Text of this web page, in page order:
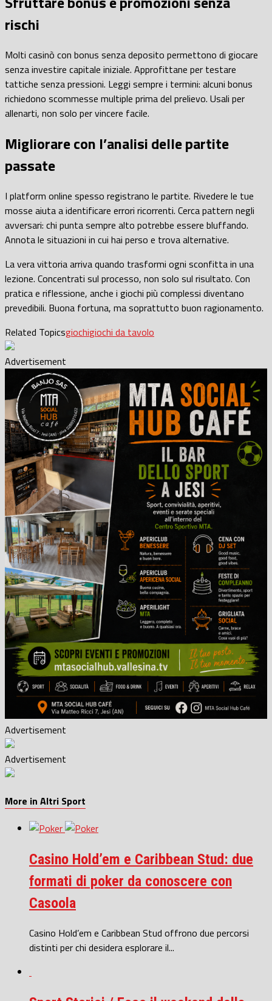
rischi
Molti casinò con bonus senza deposito permettono di giocare
senza investire capitale iniziale. Approfittane per testare
tattiche senza pressioni. Leggi sempre i termini: alcuni bonus
richiedono scommesse multiple prima del prelievo. Usali per
allenarti, non solo per vincere facile.
Migliorare con l’analisi delle partite
passate
I platform online spesso registrano le partite. Rivedere le tue
mosse aiuta a identificare errori ricorrenti. Cerca pattern negli
avversari: chi punta sempre alto potrebbe essere bluffando.
Annota le situazioni in cui hai perso e trova alternative.
La vera vittoria arriva quando trasformi ogni sconfitta in una
lezione. Concentrati sul processo, non solo sul risultato. Con
pratica e riflessione, anche i giochi più complessi diventano
prevedibili. Buona fortuna, ma soprattutto buon ragionamento.
Related Topicsgiochigiochi da tavolo
Advertisement
Advertisement
Advertisement
More in Altri Sport
Casino Hold’em e Caribbean Stud: due
formati di poker da conoscere con
Casoola
Casino Hold’em e Caribbean Stud offrono due percorsi
distinti per chi desidera esplorare il...